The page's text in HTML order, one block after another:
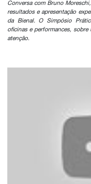
Conversa com Bruno
resultados e apresentação
da Bienal. O Simpósio
oficinas e performances,
atenção.